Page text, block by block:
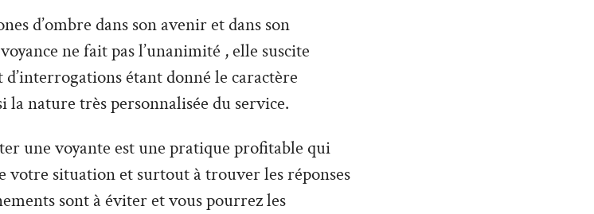
d’ombre dans son avenir et dans son
ne fait pas l’unanimité , elle suscite
étant donné le caractère
la nature très personnalisée du service.
une voyante est une pratique profitable qui
votre situation et surtout à trouver les réponses
sont à éviter et vous pourrez les